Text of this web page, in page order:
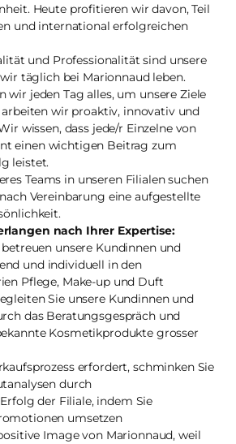
Heute profitieren wir davon, Teil
und international erfolgreichen
und Professionalität sind unsere
täglich bei Marionnaud leben.
wir jeden Tag alles, um unsere Ziele
arbeiten wir proaktiv, innovativ und
wissen, dass jede/r Einzelne von
einen wichtigen Beitrag zum
leistet.
Teams in unseren Filialen suchen
Vereinbarung eine aufgestellte
nach Ihrer Expertise:
unsere Kundinnen und
und individuell in den
Pflege, Make-up und Duft
Sie unsere Kundinnen und
das Beratungsgespräch und
Kosmetikprodukte grosser
erfordert, schminken Sie
durch
der Filiale, indem Sie
umsetzen
Image von Marionnaud, weil